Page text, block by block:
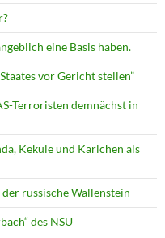
eine Basis haben.
vor Gericht stellen”
Terroristen demnächst in
Kekule und Karlchen als
russische Wallenstein
des NSU